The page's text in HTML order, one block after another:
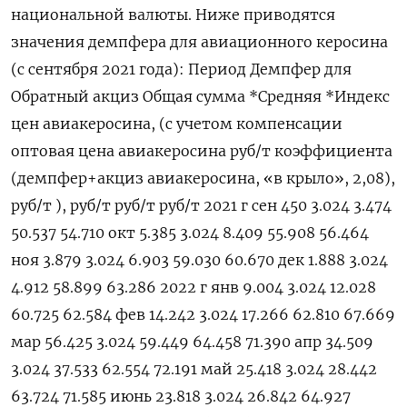
национальной валюты. Ниже приводятся
значения демпфера для авиационного керосина
(с сентября 2021 года): Период Демпфер для
Обратный акциз Общая сумма *Средняя *Индекс
цен авиакеросина, (с учетом компенсации
оптовая цена авиакеросина руб/т коэффициента
(демпфер+акциз авиакеросина, «в крыло», 2,08),
руб/т ), руб/т руб/т руб/т 2021 г сен 450 3.024 3.474
50.537 54.710 окт 5.385 3.024 8.409 55.908 56.464
ноя 3.879 3.024 6.903 59.030 60.670 дек 1.888 3.024
4.912 58.899 63.286 2022 г янв 9.004 3.024 12.028
60.725 62.584 фев 14.242 3.024 17.266 62.810 67.669
мар 56.425 3.024 59.449 64.458 71.390 апр 34.509
3.024 37.533 62.554 72.191 май 25.418 3.024 28.442
63.724 71.585 июнь 23.818 3.024 26.842 64.927